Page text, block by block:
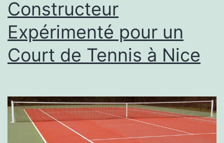
Constructeur
Expérimenté pour un
Court de Tennis à Nice